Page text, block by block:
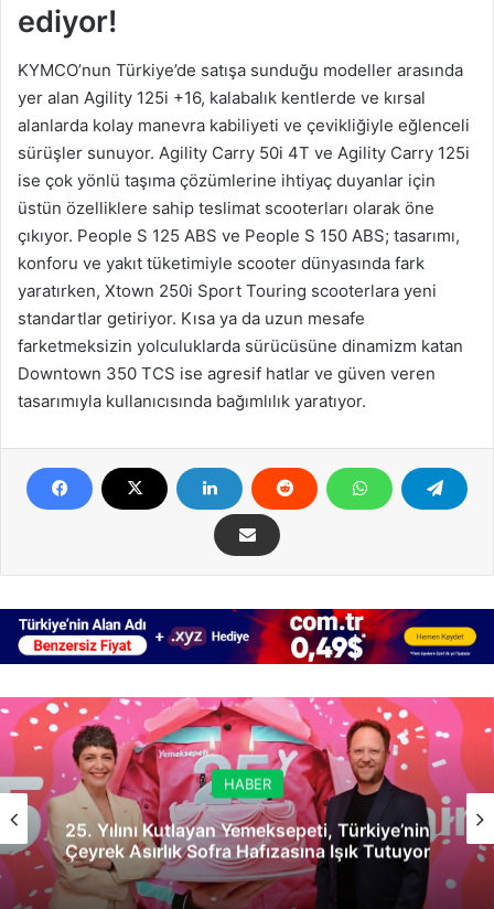
ediyor!
KYMCO’nun Türkiye’de satışa sunduğu modeller arasında
yer alan Agility 125i +16, kalabalık kentlerde ve kırsal
alanlarda kolay manevra kabiliyeti ve çevikliğiyle eğlenceli
sürüşler sunuyor. Agility Carry 50i 4T ve Agility Carry 125i
ise çok yönlü taşıma çözümlerine ihtiyaç duyanlar için
üstün özelliklere sahip teslimat scooterları olarak öne
çıkıyor. People S 125 ABS ve People S 150 ABS; tasarımı,
konforu ve yakıt tüketimiyle scooter dünyasında fark
yaratırken, Xtown 250i Sport Touring scooterlara yeni
standartlar getiriyor. Kısa ya da uzun mesafe
farketmeksizin yolculuklarda sürücüsüne dinamizm katan
Downtown 350 TCS ise agresif hatlar ve güven veren
tasarımıyla kullanıcısında bağımlılık yaratıyor.
HABER
25. Yılını Kutlayan Yemeksepeti, Türkiye’nin
Çeyrek Asırlık Sofra Hafızasına Işık Tutuyor